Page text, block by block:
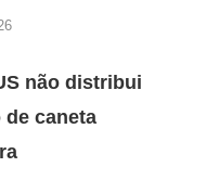
não distribui
caneta